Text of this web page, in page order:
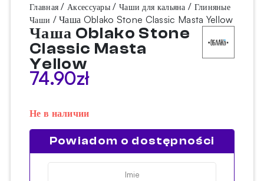
Главная /Аксессуары / Чаши для кальяна / Глиняные
Чаши / Чаша Oblako Stone Classic Masta Yellow
Чаша Oblako Stone
Classic Masta
Yellow
74.90zł
Не в наличии
Powiadom o dostępności